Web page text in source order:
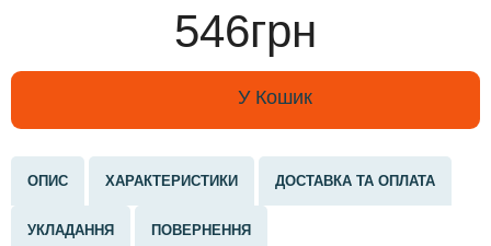
546грн
У Кошик
ОПИС ХАРАКТЕРИСТИКИ ДОСТАВКА ТА ОПЛАТА
УКЛАДАННЯ ПОВЕРНЕННЯ